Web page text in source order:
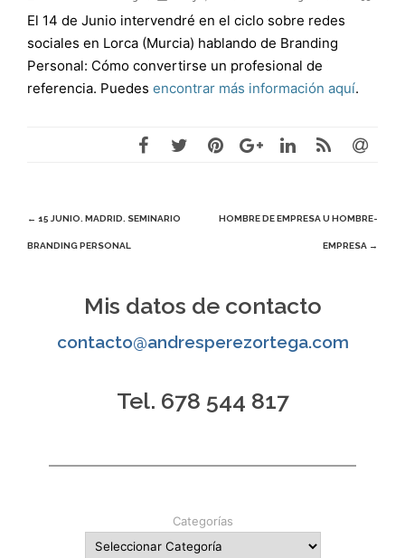
El 14 de Junio intervendré en el ciclo sobre redes
sociales en Lorca (Murcia) hablando de Branding
Personal: Cómo convertirse un profesional de
referencia. Puedes encontrar más información aquí.
Navegación
de
← 15 JUNIO. MADRID. SEMINARIO
BRANDING PERSONAL
HOMBRE DE EMPRESA U HOMBRE-
EMPRESA →
Mis datos de contacto
contacto@andresperezortega.com
Tel. 678 544 817
Categorías